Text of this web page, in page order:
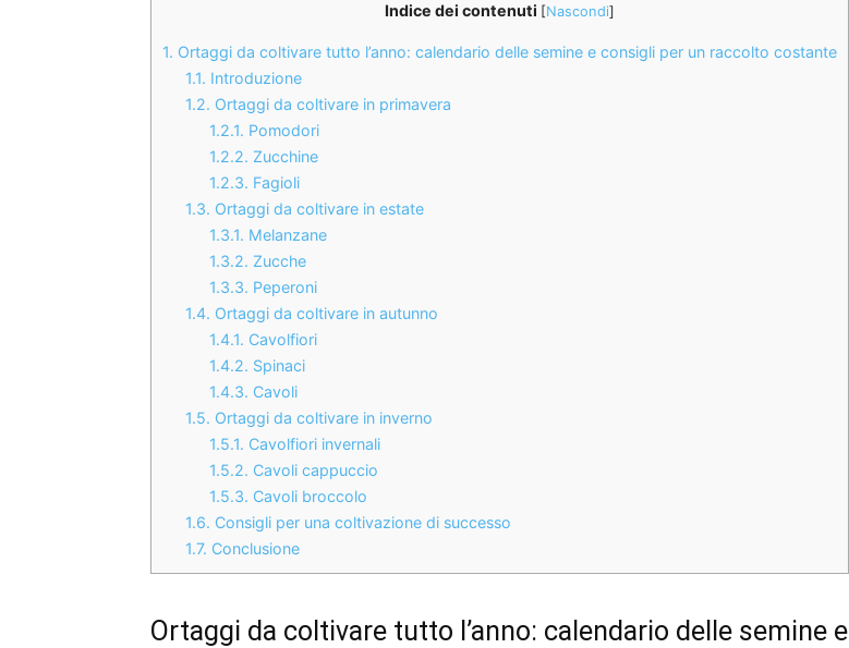
Indice dei contenuti [Nascondi]
1. Ortaggi da coltivare tutto l’anno: calendario delle semine e consigli per un raccolto costante
1.1. Introduzione
1.2. Ortaggi da coltivare in primavera
1.2.1. Pomodori
1.2.2. Zucchine
1.2.3. Fagioli
1.3. Ortaggi da coltivare in estate
1.3.1. Melanzane
1.3.2. Zucche
1.3.3. Peperoni
1.4. Ortaggi da coltivare in autunno
1.4.1. Cavolfiori
1.4.2. Spinaci
1.4.3. Cavoli
1.5. Ortaggi da coltivare in inverno
1.5.1. Cavolfiori invernali
1.5.2. Cavoli cappuccio
1.5.3. Cavoli broccolo
1.6. Consigli per una coltivazione di successo
1.7. Conclusione
Ortaggi da coltivare tutto l’anno: calendario delle semine e